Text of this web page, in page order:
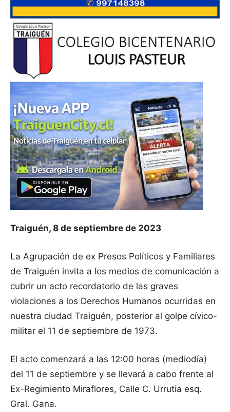
Traiguén, 8 de septiembre de 2023
La Agrupación de ex Presos Políticos y Familiares
de Traiguén invita a los medios de comunicación a
cubrir un acto recordatorio de las graves
violaciones a los Derechos Humanos ocurridas en
nuestra ciudad Traiguén, posterior al golpe cívico-
militar el 11 de septiembre de 1973.
El acto comenzará a las 12:00 horas (mediodía)
del 11 de septiembre y se llevará a cabo frente al
Ex-Regimiento Miraflores, Calle C. Urrutia esq.
Gral. Gana.